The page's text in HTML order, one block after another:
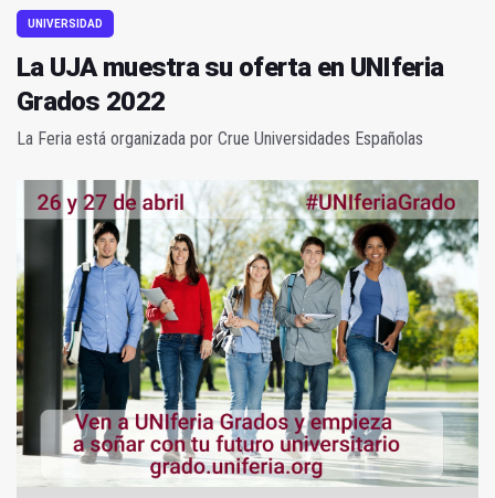
UNIVERSIDAD
La UJA muestra su oferta en UNIferia
Grados 2022
La Feria está organizada por Crue Universidades Españolas